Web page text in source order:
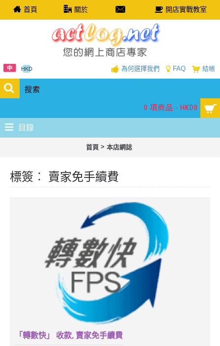
首頁 關於 開店實戰教室
0 項商品 - HKD0
HKD 為何選擇我們 FAQ 結帳
目錄
首頁 > 本店網誌
標簽︰ 賣家免手續費
「轉數快」 收款, 賣家免手續費